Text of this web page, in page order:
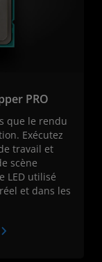
PRO
que le rendu
Exécutez
travail et
scène
LED utilisé
et dans les